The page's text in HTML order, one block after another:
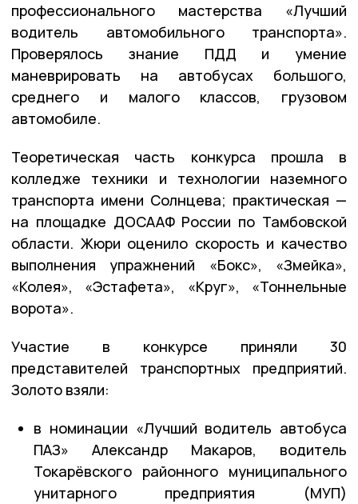
профессионального мастерства «Лучший
водитель автомобильного транспорта».
Проверялось знание ПДД и умение
маневрировать на автобусах большого,
среднего и малого классов, грузовом
автомобиле.
Теоретическая часть конкурса прошла в
колледже техники и технологии наземного
транспорта имени Солнцева; практическая —
на площадке ДОСААФ России по Тамбовской
области. Жюри оценило скорость и качество
выполнения упражнений «Бокс», «Змейка»,
«Колея», «Эстафета», «Круг», «Тоннельные
ворота».
Участие в конкурсе приняли 30
представителей транспортных предприятий.
Золото взяли:
в номинации «Лучший водитель автобуса
ПАЗ» Александр Макаров, водитель
Токарёвского районного муниципального
унитарного предприятия (МУП)